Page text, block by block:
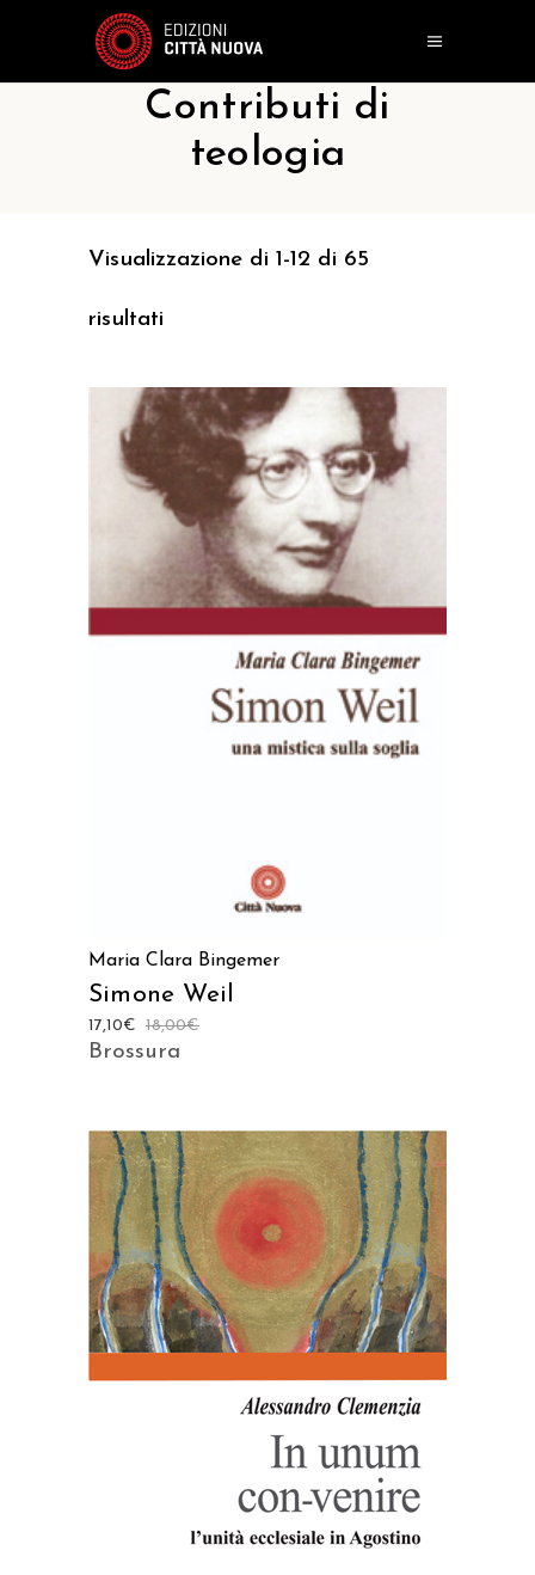
Contributi di
teologia
Visualizzazione di 1-12 di 65
risultati
AGGIUNGI AL CARRELLO
Maria Clara Bingemer
Simone Weil
18,00€
17,10€
Brossura
AGGIUNGI AL CARRELLO